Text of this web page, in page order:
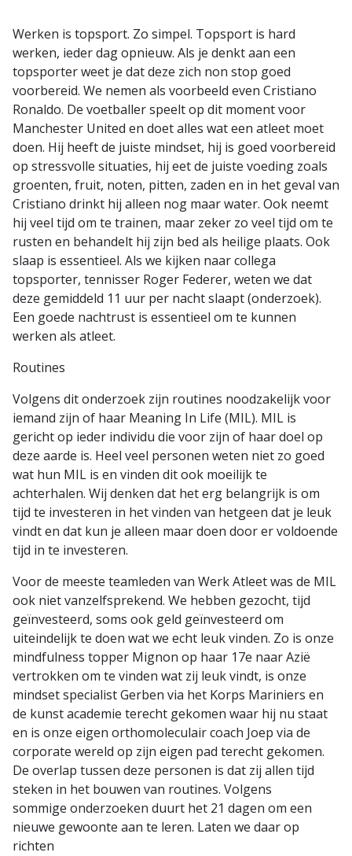
Werken is topsport. Zo simpel. Topsport is hard
werken, ieder dag opnieuw. Als je denkt aan een
topsporter weet je dat deze zich non stop goed
voorbereid. We nemen als voorbeeld even Cristiano
Ronaldo. De voetballer speelt op dit moment voor
Manchester United en doet alles wat een atleet moet
doen. Hij heeft de juiste mindset, hij is goed voorbereid
op stressvolle situaties, hij eet de juiste voeding zoals
groenten, fruit, noten, pitten, zaden en in het geval van
Cristiano drinkt hij alleen nog maar water. Ook neemt
hij veel tijd om te trainen, maar zeker zo veel tijd om te
rusten en behandelt hij zijn bed als heilige plaats. Ook
slaap is essentieel. Als we kijken naar collega
topsporter, tennisser Roger Federer, weten we dat
deze gemiddeld 11 uur per nacht slaapt (onderzoek).
Een goede nachtrust is essentieel om te kunnen
werken als atleet.
Routines
Volgens dit onderzoek zijn routines noodzakelijk voor
iemand zijn of haar Meaning In Life (MIL). MIL is
gericht op ieder individu die voor zijn of haar doel op
deze aarde is. Heel veel personen weten niet zo goed
wat hun MIL is en vinden dit ook moeilijk te
achterhalen. Wij denken dat het erg belangrijk is om
tijd te investeren in het vinden van hetgeen dat je leuk
vindt en dat kun je alleen maar doen door er voldoende
tijd in te investeren.
Voor de meeste teamleden van Werk Atleet was de MIL
ook niet vanzelfsprekend. We hebben gezocht, tijd
geïnvesteerd, soms ook geld geïnvesteerd om
uiteindelijk te doen wat we echt leuk vinden. Zo is onze
mindfulness topper Mignon op haar 17e naar Azië
vertrokken om te vinden wat zij leuk vindt, is onze
mindset specialist Gerben via het Korps Mariniers en
de kunst academie terecht gekomen waar hij nu staat
en is onze eigen orthomoleculair coach Joep via de
corporate wereld op zijn eigen pad terecht gekomen.
De overlap tussen deze personen is dat zij allen tijd
steken in het bouwen van routines. Volgens
sommige onderzoeken duurt het 21 dagen om een
nieuwe gewoonte aan te leren. Laten we daar op
richten